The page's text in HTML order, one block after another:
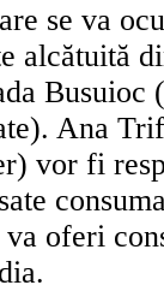
se va
alcătuită
Busuioc
Ana
vor fi
oferi